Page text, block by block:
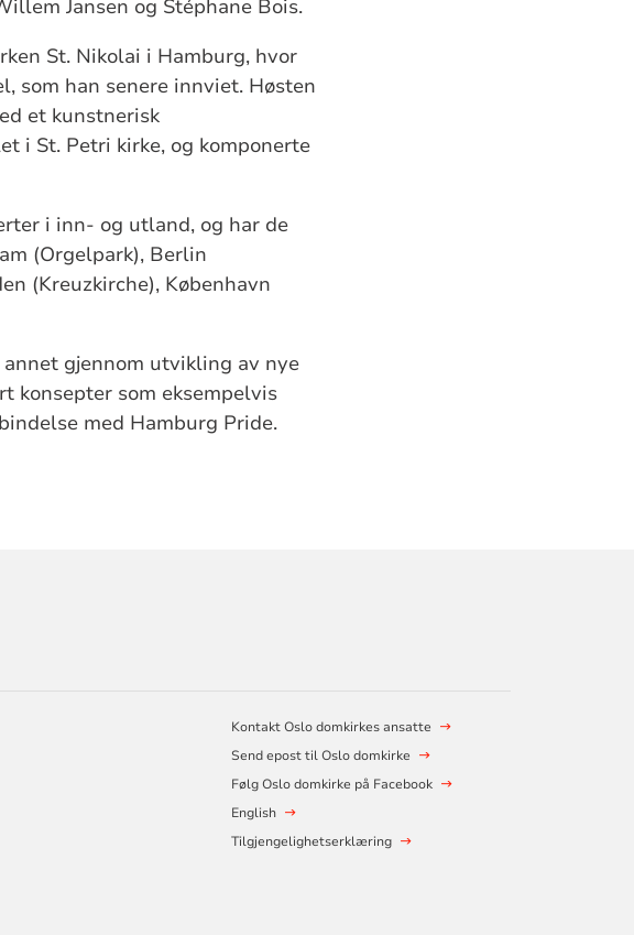
Jansen og Stéphane Bois.
St. Nikolai i Hamburg, hvor
som han senere innviet. Høsten
et kunstnerisk
i St. Petri kirke, og komponerte
i inn- og utland, og har de
(Orgelpark), Berlin
(Kreuzkirche), København
gjennom utvikling av nye
konsepter som eksempelvis
med Hamburg Pride.
Kontakt Oslo domkirkes ansatte
Send epost til Oslo domkirke
Følg Oslo domkirke på Facebook
English
Tilgjengelighetserklæring